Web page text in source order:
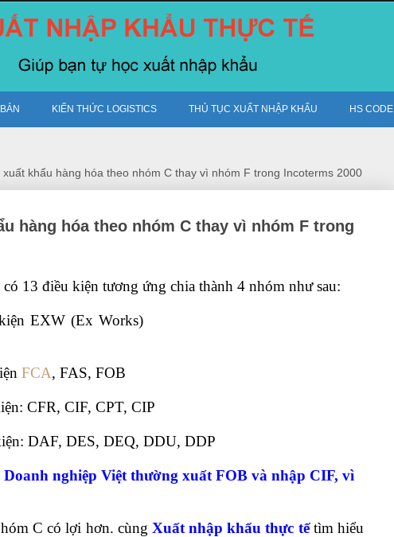
KIẾN THỨC LOGISTICS THỦ TỤC XUẤT NHẬP KHẨU HS CODE
xuất khẩu hàng hóa theo nhóm C thay vì nhóm F trong Incoterms 2000
hàng hóa theo nhóm C thay vì nhóm F trong
có 13 điều kiện tương ứng chia thành 4 nhóm như sau:
EXW (Ex Works)
FCA, FAS, FOB
CFR, CIF, CPT, CIP
DAF, DES, DEQ, DDU, DDP
Doanh nghiệp Việt thường xuất FOB và nhập CIF, vì
C có lợi hơn. cùng Xuất nhập khẩu thực tếtìm hiểu